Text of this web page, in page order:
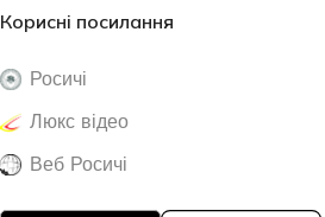
Корисні посилання
Росичі
Люкс відео
Веб Росичі